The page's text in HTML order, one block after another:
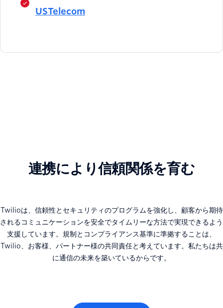
USTelecom
連携により信頼関係を育む
Twilioは、信頼性とセキュリティのプログラムを強化し、顧客から期待
されるコミュニケーションを安全でタイムリーな方法で実現できるよう
支援しています。規制とコンプライアンス基準に準拠することは、
Twilio、お客様、パートナー様の共同責任と考えています。私たちは共
に通信の未来を築いているからです。